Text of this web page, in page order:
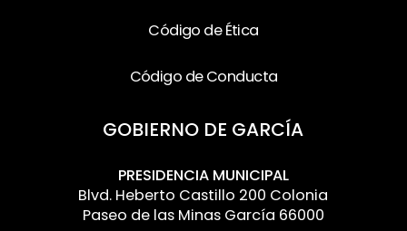
Código de Ética
Código de Conducta
GOBIERNO DE GARCÍA
PRESIDENCIA MUNICIPAL
Blvd. Heberto Castillo 200 Colonia
Paseo de las Minas García 66000